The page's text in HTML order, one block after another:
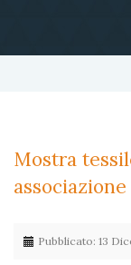
Mostra
Pubblicato: 13